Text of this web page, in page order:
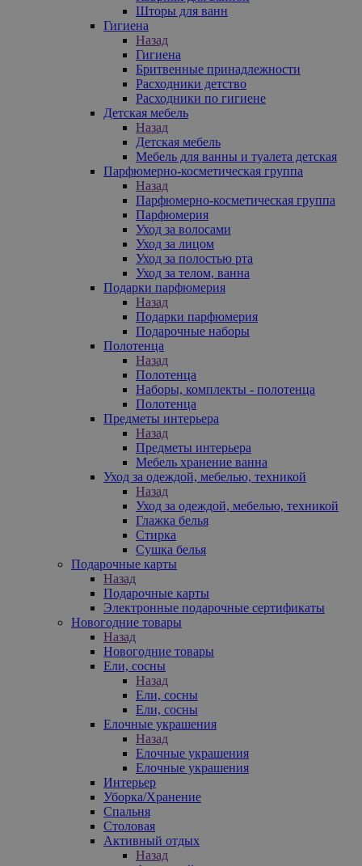
Шторы для ванн
Гигиена
Назад
Гигиена
Бритвенные принадлежности
Расходники детство
Расходники по гигиене
Детская мебель
Назад
Детская мебель
Мебель для ванны и туалета детская
Парфюмерно-косметическая группа
Назад
Парфюмерно-косметическая группа
Парфюмерия
Уход за волосами
Уход за лицом
Уход за полостью рта
Уход за телом, ванна
Подарки парфюмерия
Назад
Подарки парфюмерия
Подарочные наборы
Полотенца
Назад
Полотенца
Наборы, комплекты - полотенца
Полотенца
Предметы интерьера
Назад
Предметы интерьера
Мебель хранение ванна
Уход за одеждой, мебелью, техникой
Назад
Уход за одеждой, мебелью, техникой
Глажка белья
Стирка
Сушка белья
Подарочные карты
Назад
Подарочные карты
Электронные подарочные сертификаты
Новогодние товары
Назад
Новогодние товары
Ели, сосны
Назад
Ели, сосны
Ели, сосны
Елочные украшения
Назад
Елочные украшения
Елочные украшения
Интерьер
Уборка/Хранение
Спальня
Столовая
Активный отдых
Назад